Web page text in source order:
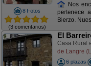
8 Fotos
(3 comentarios)
Nos
pertenece
Bierzo.
El
Casa Rural
de Langre
6 plazas